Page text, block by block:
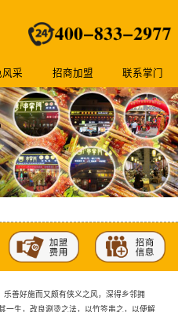
风采 招商加盟 联系掌门
业大吉财源广进。
加盟店深圳鹤洲店开业大吉。
门，吃货们有福啦。
串串香落户江门蓬江啦！来就6.8折宠你n
不停！中山黄圃店火爆试业，值到哭！
业大吉财源广进。
乐善好施而又颇有侠义之风，深得乡邻拥
一生，改良涮烫之法，以竹签串之，以便解